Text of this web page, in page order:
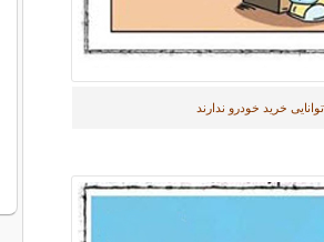
خرید خودرو ندارند